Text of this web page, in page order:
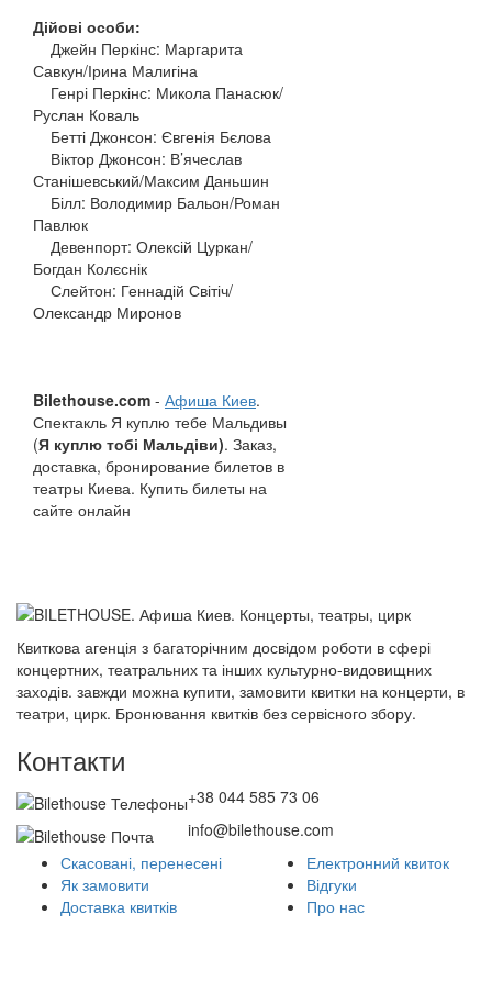
Дійові особи:
Джейн Перкінс: Маргарита
Савкун/Ірина Малигіна
Генрі Перкінс: Микола Панасюк/
Руслан Коваль
Бетті Джонсон: Євгенія Бєлова
Віктор Джонсон: В’ячеслав
Станішевський/Максим Даньшин
Білл: Володимир Бальон/Роман
Павлюк
Девенпорт: Олексій Цуркан/
Богдан Колєснік
Слейтон: Геннадій Світіч/
Олександр Миронов
Bilethouse.com - Афиша Киев.
Спектакль Я куплю тебе Мальдивы
(Я куплю тобі Мальдіви). Заказ,
доставка, бронирование билетов в
театры Киева. Купить билеты на
сайте онлайн
Квиткова агенція з багаторічним досвідом роботи в сфері
концертних, театральних та інших культурно-видовищних
заходів. завжди можна купити, замовити квитки на концерти, в
театри, цирк. Бронювання квитків без сервісного збору.
Контакти
+38 044 585 73 06
info@bilethouse.com
Скасовані, перенесені
Як замовити
Доставка квитків
Електронний квиток
Відгуки
Про нас